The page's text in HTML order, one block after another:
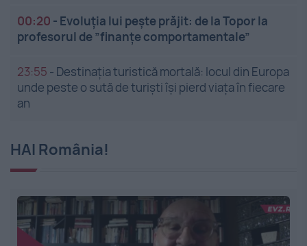
00:20 - Evoluția lui pește prăjit: de la Topor la
profesorul de ”finanțe comportamentale”
23:55 - Destinația turistică mortală: locul din Europa
unde peste o sută de turiști își pierd viața în fiecare
an
HAI România!